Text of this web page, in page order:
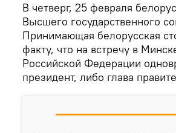
В четверг, 25 февраля
Высшего государственного
Принимающая белорусская
факту, что на встречу в
Российской Федерации
президент, либо глава